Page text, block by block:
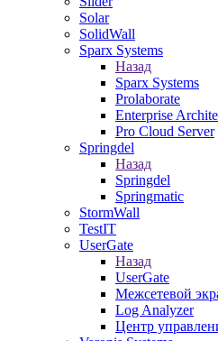
Solar
SolidWall
Sparx Systems
Назад
Sparx Systems
Prolaborate
Enterprise
Pro Cloud Server
Springdel
Назад
Springdel
Springmatic
StormWall
TestIT
UserGate
Назад
UserGate
Межсетевой
Log Analyzer
Центр